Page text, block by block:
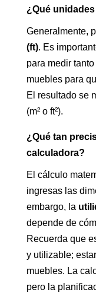
¿Qué
Generalmente,
(ft). Es
para medir
muebles para
El resultado se
(m² o ft²).
¿Qué tan
calculadora?
El cálculo
ingresas las
embargo, la
depende de
Recuerda que
y utilizable;
muebles. La
pero la